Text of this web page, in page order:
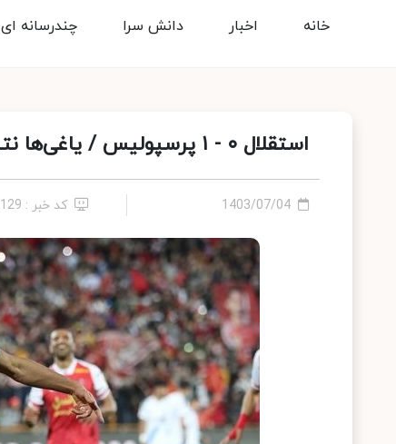
چندرسانه ای دانش سرا اخبار خانه
استقلال ۰ - ۱ پرسپولیس / یاغی‌ها نتیجه را رقم زدند
1403/07/04 کد خبر : 2409129